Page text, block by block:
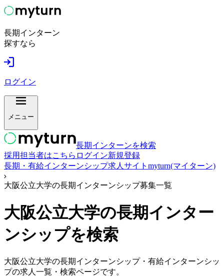
長期インターン
探すなら
ログイン
メニュー
長期インターンを検索
採用担当者はこちら ログイン新規登録
長期・有給インターンシップ求人サイトmyturn(マイターン)
大阪公立大学の長期インターンシップ募集一覧
大阪公立大学の長期インター
ンシップを検索
大阪公立大学の長期インターンシップ・有給インターンシッ
プの求人一覧・検索ページです。